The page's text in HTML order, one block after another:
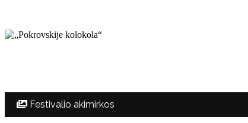
Festivalio akimirkos